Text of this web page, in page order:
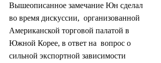
Вышеописанное замечание Юн сделал
во время дискуссии,  организованной
Американской торговой палатой в
Южной Корее, в ответ на  вопрос о
сильной экспортной зависимости